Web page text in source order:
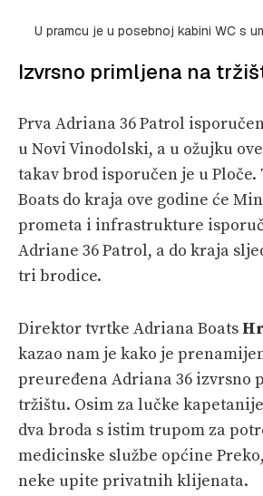
U pramcu je u posebnoj kabini WC s
Izvrsno primljena na
Prva Adriana 36 Patrol
u Novi Vinodolski, a u ožujku
takav brod isporučen je u
Boats do kraja ove godine će
prometa i infrastrukture
Adriane 36 Patrol, a do kraja
tri brodice.
Direktor tvrtke Adriana Boats
kazao nam je kako je
preuređena Adriana 36 izvrsno
tržištu. Osim za lučke
dva broda s istim trupom za
medicinske službe općine
neke upite privatnih klijenata.